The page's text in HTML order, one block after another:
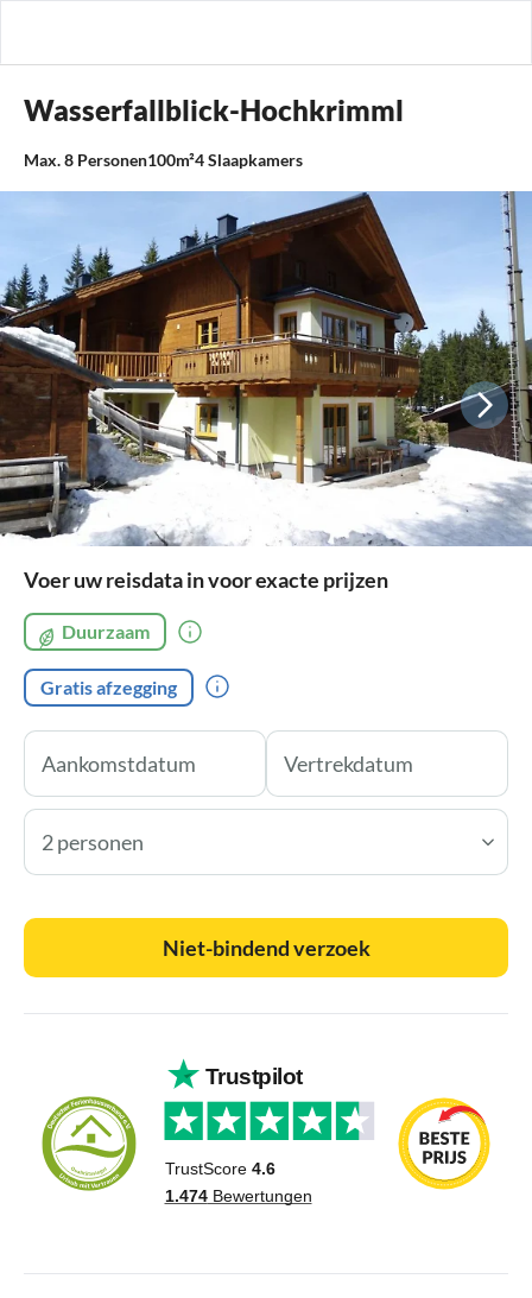
Wasserfallblick-Hochkrimml
Max.8 Personen100m²4Slaapkamers
Voer uw reisdata in voor exacte prijzen
Duurzaam
Gratis afzegging
2 personen
Niet-bindend verzoek